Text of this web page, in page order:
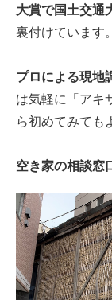
大賞で国土交通
裏付けています。
プロによる現地
は気軽に「アキ
ら初めてみても
空き家の相談窓